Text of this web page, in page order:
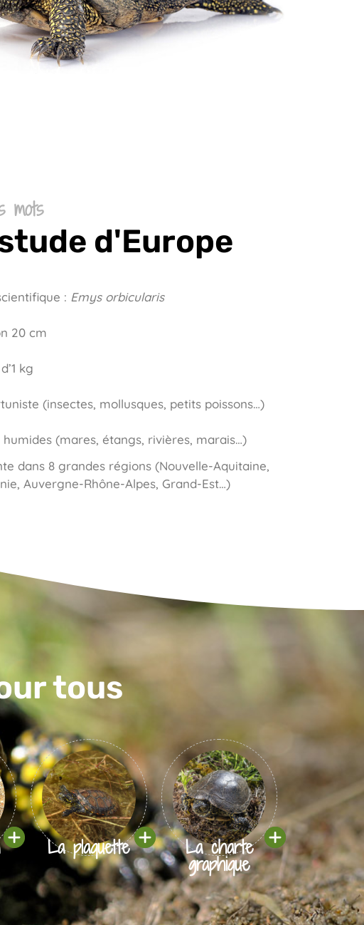
mots
d'Europe
: Emys orbicularis
20 cm
kg
(insectes, mollusques, petits poissons…)
humides (mares, étangs, rivières, marais…)
dans 8 grandes régions (Nouvelle-Aquitaine,
Auvergne-Rhône-Alpes, Grand-Est…)
tous
La plaquette La charte
graphique